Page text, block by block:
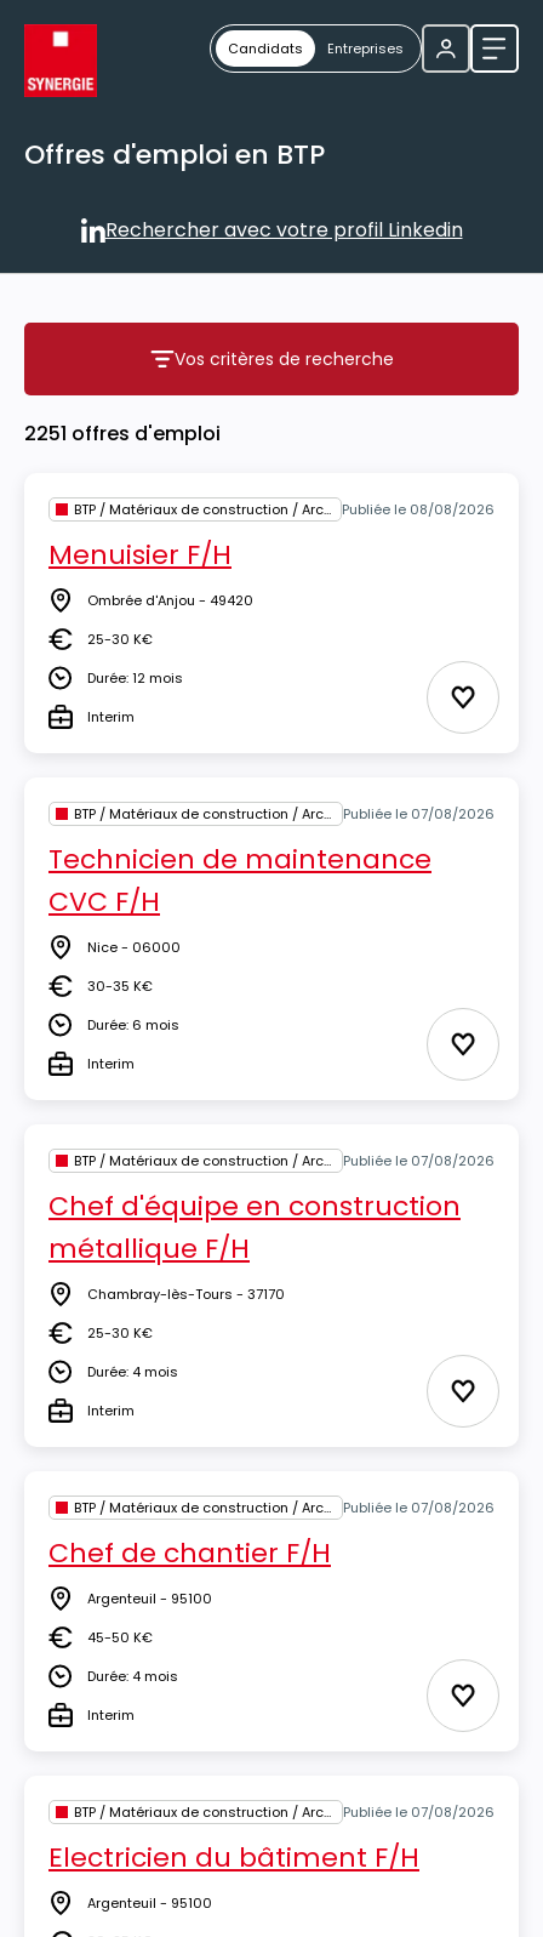
Candidats Entreprises
Offres d'emploi en BTP
Rechercher avec votre
Rechercher avec votre profil Linkedin
Vos critères de recherche
Vos critères de recherche
2251 offres d'emploi
BTP / Matériaux de construction / Architecture Publiée le 08/08/2026
Menuisier F/H
Lieu Ombrée d'Anjou - 49420
Salaire25-30 K€
DuréeDurée: 12 mois
TypeInterim Ajouter
BTP / Matériaux de construction / Architecture Publiée le 07/08/2026
Technicien de maintenance
CVC F/H
Lieu Nice - 06000
Salaire30-35 K€
DuréeDurée: 6 mois
TypeInterim Ajouter
BTP / Matériaux de construction / Architecture Publiée le 07/08/2026
Chef d'équipe en construction
métallique F/H
Lieu Chambray-lès-Tours - 37170
Salaire25-30 K€
DuréeDurée: 4 mois
TypeInterim Ajouter
BTP / Matériaux de construction / Architecture Publiée le 07/08/2026
Chef de chantier F/H
Lieu Argenteuil - 95100
Salaire45-50 K€
DuréeDurée: 4 mois
TypeInterim Ajouter
BTP / Matériaux de construction / Architecture Publiée le 07/08/2026
Electricien du bâtiment F/H
Lieu Argenteuil - 95100